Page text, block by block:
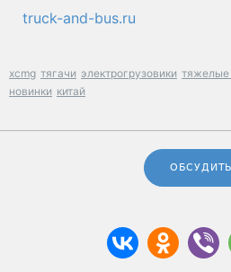
truck-and-bus.ru
xcmg тягачи электрогрузовики тяжелые
новинки китай
ОБСУДИТЬ